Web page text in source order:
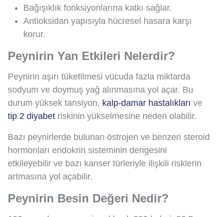
Bağışıklık fonksiyonlarına katkı sağlar.
Antioksidan yapısıyla hücresel hasara karşı
korur.
Peynirin Yan Etkileri Nelerdir?
Peynirin aşırı tüketilmesi vücuda fazla miktarda
sodyum ve doymuş yağ alınmasına yol açar. Bu
durum yüksek tansiyon, kalp-damar hastalıkları ve
tip 2 diyabet riskinin yükselmesine neden olabilir.
Bazı peynirlerde bulunan östrojen ve benzeri steroid
hormonları endokrin sisteminin dengesini
etkileyebilir ve bazı kanser türleriyle ilişkili risklerin
artmasına yol açabilir.
Peynirin Besin Değeri Nedir?